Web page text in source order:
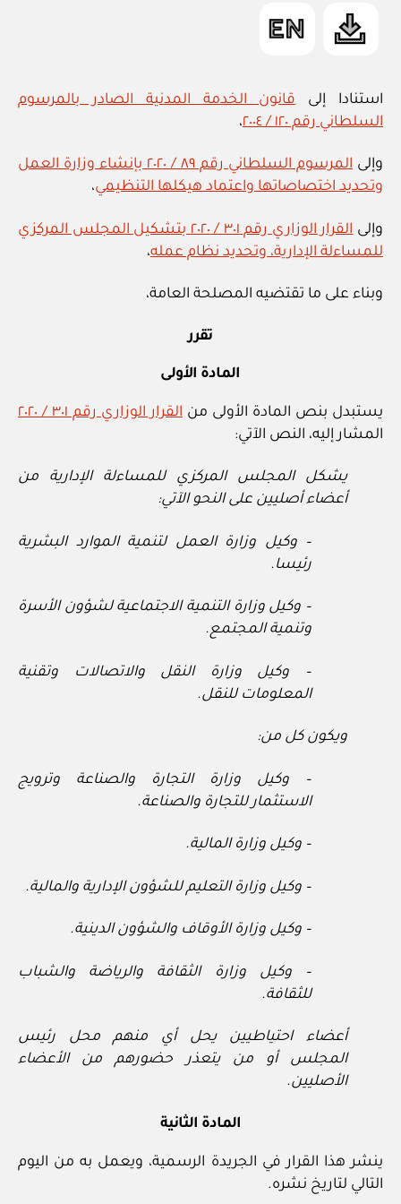
العام
عمان”
استنادا إلى قانون الخدمة المدنية الصادر بالمرسوم
السلطاني رقم ١٢٠ / ٢٠٠٤
،
وإلى
المرسوم السلطاني رقم ٨٩ / ٢٠٢٠ بإنشاء وزارة العمل
وتحديد اختصاصاتها واعتماد هيكلها التنظيمي،
وإلى
القرار الوزاري رقم ٣٠١ / ٢٠٢٠ بتشكيل المجلس المركزي
للمساءلة الإدارية، وتحديد نظام عمله،
وبناء على ما تقتضيه المصلحة العامة،
تقرر
المادة الأولى
يستبدل بنص المادة الأولى من القرار الوزاري رقم ٣٠١ / ٢٠٢٠
المشار إليه، النص الآتي:
يشكل المجلس المركزي للمساءلة الإدارية من
أعضاء أصليين على النحو الآتي:
– وكيل وزارة العمل لتنمية الموارد البشرية
رئيسا.
– وكيل وزارة التنمية الاجتماعية لشؤون الأسرة
وتنمية المجتمع.
– وكيل وزارة النقل والاتصالات وتقنية
المعلومات للنقل.
ويكون كل من:
– وكيل وزارة التجارة والصناعة وترويج
الاستثمار للتجارة والصناعة.
– وكيل وزارة المالية.
– وكيل وزارة التعليم للشؤون الإدارية والمالية.
– وكيل وزارة الأوقاف والشؤون الدينية.
– وكيل وزارة الثقافة والرياضة والشباب
للثقافة.
أعضاء احتياطيين يحل أي منهم محل رئيس
المجلس أو من يتعذر حضورهم من الأعضاء
الأصليين.
المادة الثانية
ينشر هذا القرار في الجريدة الرسمية، ويعمل به من اليوم
التالي لتاريخ نشره.